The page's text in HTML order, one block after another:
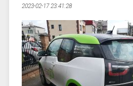
2023-02-17 23:41:28